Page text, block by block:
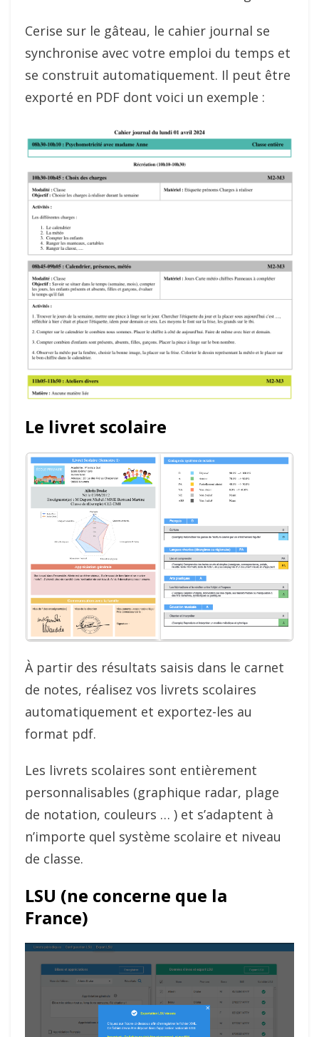
Cerise sur le gâteau, le cahier journal se
synchronise avec votre emploi du temps et
se construit automatiquement. Il peut être
exporté en PDF dont voici un exemple :
Le livret scolaire
À partir des résultats saisis dans le carnet
de notes, réalisez vos livrets scolaires
automatiquement et exportez-les au
format pdf.
Les livrets scolaires sont entièrement
personnalisables (graphique radar, plage
de notation, couleurs … ) et s’adaptent à
n’importe quel système scolaire et niveau
de classe.
LSU (ne concerne que la
France)